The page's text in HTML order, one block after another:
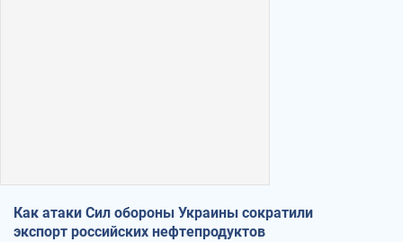
Как атаки Сил обороны Украины сократили
экспорт российских нефтепродуктов